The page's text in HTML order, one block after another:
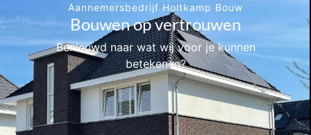
Aannemersbedrijf Holtkamp Bouw
Bouwen op vertrouwen
Benieuwd naar wat wij voor je kunnen
betekenen?